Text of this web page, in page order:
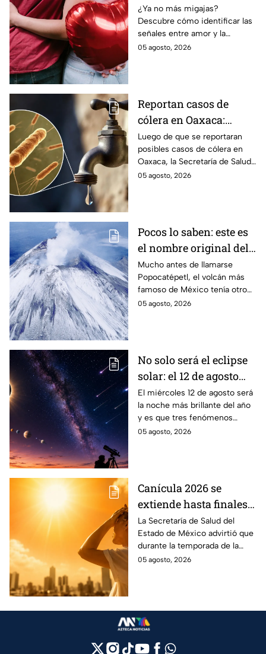
dependencia
emocional
¿Ya no más migajas?
Descubre cómo identificar las
señales entre amor y la
dependencia emocional. Estos
05 agosto, 2026
Reportan casos de
cólera en Oaxaca:
síntomas y las
principales formas de
contagio
Luego de que se reportaran
posibles casos de cólera en
Oaxaca, la Secretaría de Salud
del Estado pide tomar
05 agosto, 2026
Pocos lo saben: este es
el nombre original del
volcán Popocatépetl
Mucho antes de llamarse
Popocatépetl, el volcán más
famoso de México tenía otro
nombre que pocos conocen y
05 agosto, 2026
No solo será el eclipse
solar: el 12 de agosto
ocurrirán tres
fenómenos
astronómicos que
México sí podrá ver
El miércoles 12 de agosto será
la noche más brillante del año
y es que tres fenómenos
astronómicos ocurrirán el
05 agosto, 2026
Canícula 2026 se
extiende hasta finales
de agosto: estas son las
enfermedades más
comunes de la
temporada
La Secretaría de Salud del
Estado de México advirtió que
durante la temporada de la
canícula 2026 suelen aumentar
05 agosto, 2026